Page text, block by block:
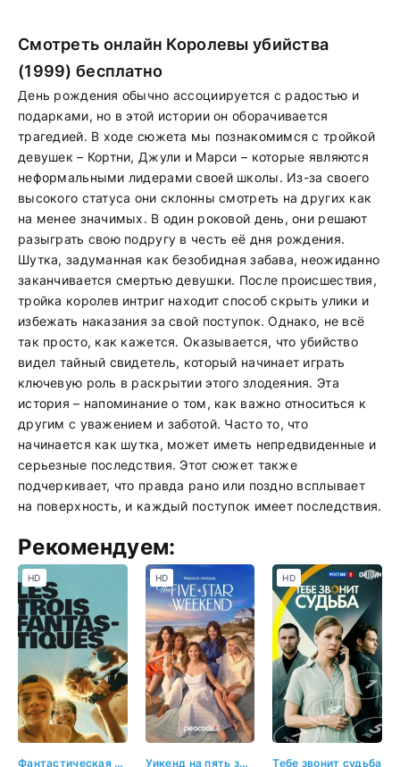
Смотреть онлайн Королевы убийства
(1999) бесплатно
День рождения обычно ассоциируется с радостью и
подарками, но в этой истории он оборачивается
трагедией. В ходе сюжета мы познакомимся с тройкой
девушек – Кортни, Джули и Марси – которые являются
неформальными лидерами своей школы. Из-за своего
высокого статуса они склонны смотреть на других как
на менее значимых. В один роковой день, они решают
разыграть свою подругу в честь её дня рождения.
Шутка, задуманная как безобидная забава, неожиданно
заканчивается смертью девушки. После происшествия,
тройка королев интриг находит способ скрыть улики и
избежать наказания за свой поступок. Однако, не всё
так просто, как кажется. Оказывается, что убийство
видел тайный свидетель, который начинает играть
ключевую роль в раскрытии этого злодеяния. Эта
история – напоминание о том, как важно относиться к
другим с уважением и заботой. Часто то, что
начинается как шутка, может иметь непредвиденные и
серьезные последствия. Этот сюжет также
подчеркивает, что правда рано или поздно всплывает
на поверхность, и каждый поступок имеет последствия.
Рекомендуем:
Фантастическая тройка
HD
Уикенд на пять звёзд
HD
Тебе звонит судьба
HD